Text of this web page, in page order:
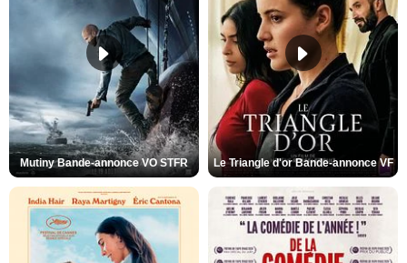
Mutiny Bande-annonce VO STFR Le Triangle d'or Bande-annonce VF